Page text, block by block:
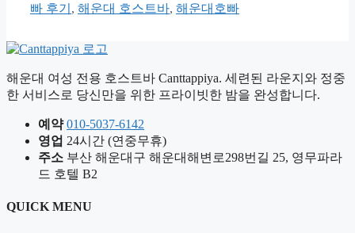
빠 후기 , 해운대 호스트바, 해운대호빠
해운대 여성 전용 호스트바 Canttappiya. 세련된 라운지와 정중
한 서비스로 당신만을 위한 프라이빗한 밤을 완성합니다.
예약 010-5037-6142
영업 24시간 (연중무휴)
주소 부산 해운대구 해운대해변로298번길 25, 영무파라
드 호텔 B2
QUICK MENU